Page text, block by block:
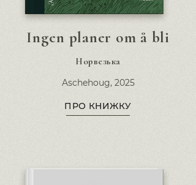
Ingen planer om å bli
Норвезька
Aschehoug, 2025
ПРО КНИЖКУ